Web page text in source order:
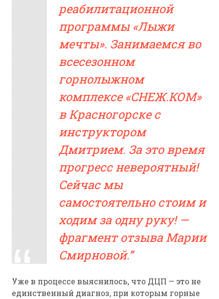
реабилитационной
программы «Лыжи
мечты». Занимаемся во
всесезонном
горнолыжном
комплексе «СНЕЖ.КОМ»
в Красногорске с
инструктором
Дмитрием. За это время
прогресс невероятный!
Сейчас мы
самостоятельно стоим и
ходим за одну руку! —
фрагмент отзыва Марии
Смирновой.
Уже в процессе выяснилось, что ДЦП — это не
единственный диагноз, при которым горные